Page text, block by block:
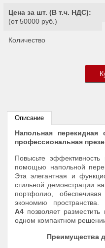
Цена за шт. (В т.ч. НДС):
(от 50000 руб.)
Количество
Описание
Напольная
профессиональная
Повысьте
помощью напольной
Эта элегантная и
стильной демонстрации
портфолио,
экономию
А4 позволяет
одном компактном
Преимущества